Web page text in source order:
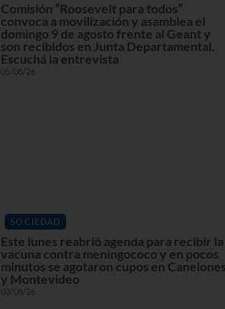
Comisión “Roosevelt para todos”
convoca a movilización y asamblea el
domingo 9 de agosto frente al Geant y
son recibidos en Junta Departamental.
Escuchá la entrevista
05/08/26
SOCIEDAD
Este lunes reabrió agenda para recibir la
vacuna contra meningococo y en pocos
minutos se agotaron cupos en Canelones
y Montevideo
03/08/26